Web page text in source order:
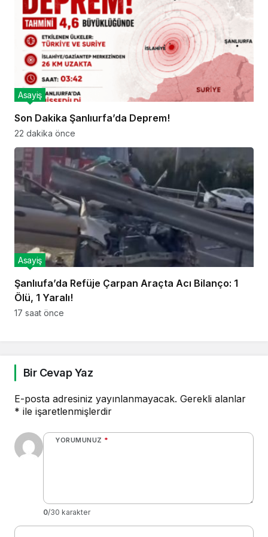
Son Dakika Şanlıurfa’da Deprem!
Asayiş
22 dakika önce
Şanlıufa’da Refüje Çarpan Araçta Acı Bilanço: 1
Ölü, 1 Yaralı!
Asayiş
17 saat önce
Bir Cevap Yaz
E-posta adresiniz yayınlanmayacak. Gerekli alanlar
* ile işaretlenmişlerdir
YORUMUNUZ *
0/30 karakter